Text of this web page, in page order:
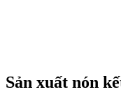
Sản xuất nón